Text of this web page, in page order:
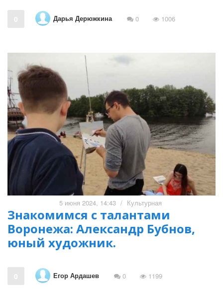
0 Дарья Дерюжкина 0 1006
5 июня 2024, 14:43 / Культурная
Знакомимся с талантами
Воронежа: Александр Бубнов,
юный художник.
0 Егор Ардашев 0 1199